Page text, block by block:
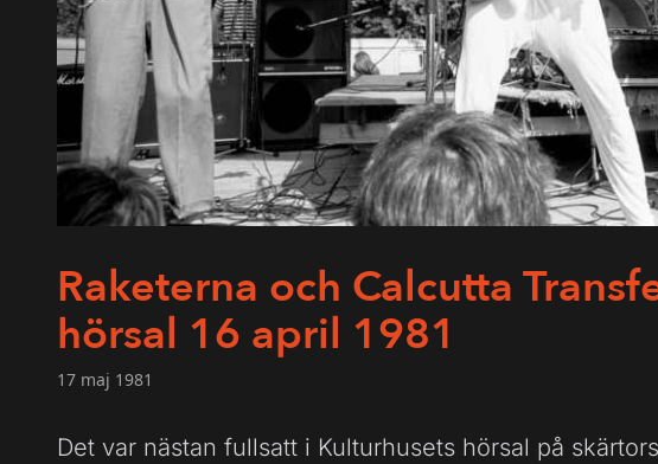
Raketerna och Calcutta
hörsal 16 april 1981
17 maj 1981
Det var nästan fullsatt i Kulturhusets hörsal på